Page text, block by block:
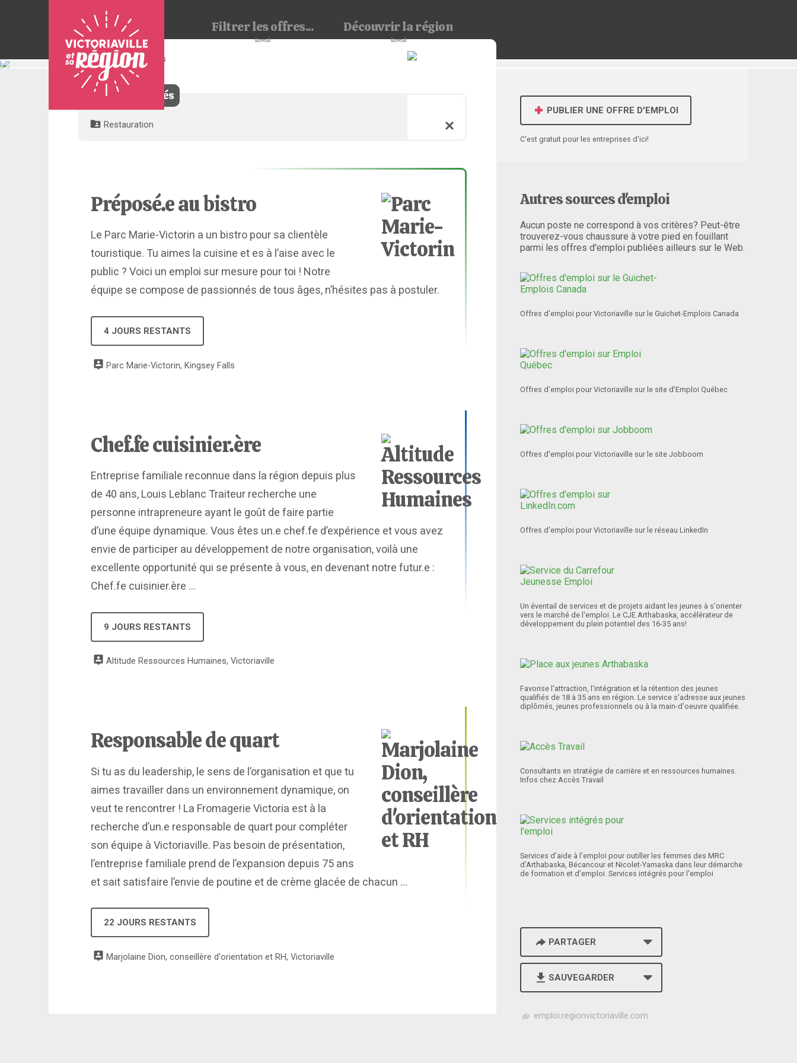
Filtrerles offres... Découvrirla région
Pour
3 offres trouvées
Filtres appliqués
Restauration
Préposé.e au bistro
Le Parc Marie-Victorin a un bistro pour sa clientèle
touristique. Tu aimes la cuisine et es à l’aise avec le
public ? Voici un emploi sur mesure pour toi ! Notre
équipe se compose de passionnés de tous âges, n’hésites pas à postuler.
4 JOURS RESTANTS
Parc Marie-Victorin, Kingsey Falls
Chef.fe cuisinier.ère
Entreprise familiale reconnue dans la région depuis plus
de 40 ans, Louis Leblanc Traiteur recherche une
personne intrapreneure ayant le goût de faire partie
d’une équipe dynamique. Vous êtes un.e chef.fe d’expérience et vous avez
envie de participer au développement de notre organisation, voilà une
excellente opportunité qui se présente à vous, en devenant notre futur.e :
Chef.fe cuisinier.ère ...
9 JOURS RESTANTS
Altitude Ressources Humaines, Victoriaville
Responsable de quart
Si tu as du leadership, le sens de l’organisation et que tu
aimes travailler dans un environnement dynamique, on
veut te rencontrer ! La Fromagerie Victoria est à la
recherche d’un.e responsable de quart pour compléter
son équipe à Victoriaville. Pas besoin de présentation,
l’entreprise familiale prend de l’expansion depuis 75 ans
et sait satisfaire l’envie de poutine et de crème glacée de chacun ...
22 JOURS RESTANTS
Marjolaine Dion, conseillère d'orientation et RH, Victoriaville
PUBLIER UNE OFFRE D'EMPLOI
C'est gratuit pour les entreprises d'ici!
Autres sources d'emploi
Aucun poste ne correspond à vos critères? Peut-être
trouverez-vous chaussure à votre pied en fouillant
parmi les offres d'emploi publiées ailleurs sur le Web.
Offres d'emploi pour Victoriaville sur le Guichet-Emplois Canada
Offres d'emploi pour Victoriaville sur le site d'Emploi Québec
Offres d'emploi pour Victoriaville sur le site Jobboom
Offres d'emploi pour Victoriaville sur le réseau LinkedIn
Un éventail de services et de projets aidant les jeunes à s'orienter
vers le marché de l'emploi. Le CJE Arthabaska, accélérateur de
développement du plein potentiel des 16-35 ans!
Favorise l'attraction, l'intégration et la rétention des jeunes
qualifiés de 18 à 35 ans en région. Le service s'adresse aux jeunes
diplômés, jeunes professionnels ou à la main-d'oeuvre qualifiée.
Consultants en stratégie de carrière et en ressources humaines.
Infos chez Accès Travail
Services d’aide à l’emploi pour outiller les femmes des MRC
d’Arthabaska, Bécancour et Nicolet-Yamaska dans leur démarche
de formation et d’emploi. Services intégrés pour l'emploi
PARTAGER
SAUVEGARDER
h
emploi.regionvictoriaville.com